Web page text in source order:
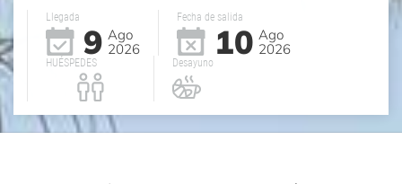
Llegada
9 Ago
2026
Fecha de salida
10 Ago
2026
HUÉSPEDES Desayuno